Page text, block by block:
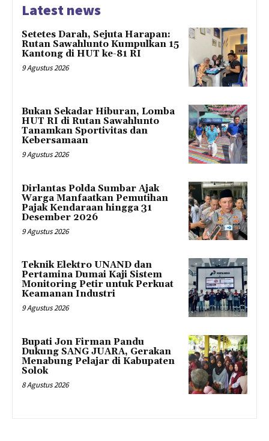
Latest news
Setetes Darah, Sejuta Harapan:
Rutan Sawahlunto Kumpulkan 15
Kantong di HUT ke-81 RI
9 Agustus 2026
Bukan Sekadar Hiburan, Lomba
HUT RI di Rutan Sawahlunto
Tanamkan Sportivitas dan
Kebersamaan
9 Agustus 2026
Dirlantas Polda Sumbar Ajak
Warga Manfaatkan Pemutihan
Pajak Kendaraan hingga 31
Desember 2026
9 Agustus 2026
Teknik Elektro UNAND dan
Pertamina Dumai Kaji Sistem
Monitoring Petir untuk Perkuat
Keamanan Industri
9 Agustus 2026
Bupati Jon Firman Pandu
Dukung SANG JUARA, Gerakan
Menabung Pelajar di Kabupaten
Solok
8 Agustus 2026